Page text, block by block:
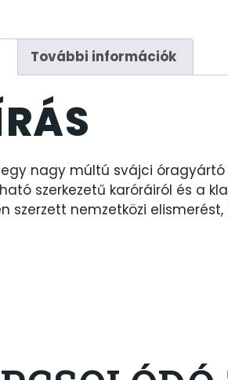
További információk
egy nagy múltú svájci óragyártó
szerkezetű karóráiról és a
szerzett nemzetközi